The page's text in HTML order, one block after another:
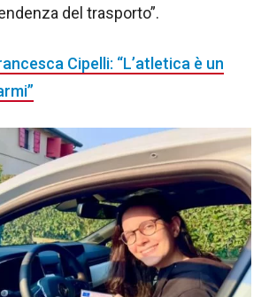
del trasporto”.
Cipelli: “L’atletica è un